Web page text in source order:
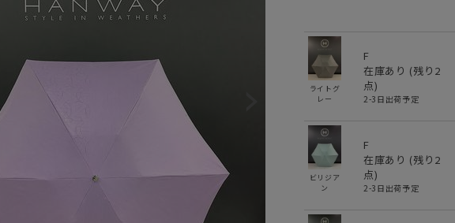
ライトグ
レー
F
在庫あり (残り 2
点)
2-3日出荷予定
ビリジア
ン
F
在庫あり (残り 2
点)
2-3日出荷予定